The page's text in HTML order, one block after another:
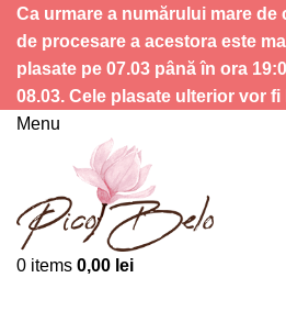
Ca urmare a numărului mare
de procesare a acestora este
plasate pe 07.03 până în ora
08.03. Cele plasate ulterior vor
Menu
0 items 0,00 lei